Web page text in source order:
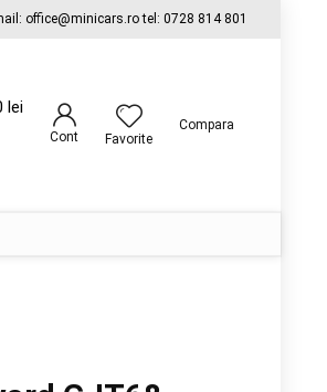
office@minicars.ro tel: 0728 814 801
lei
Cont Favorite
Compara